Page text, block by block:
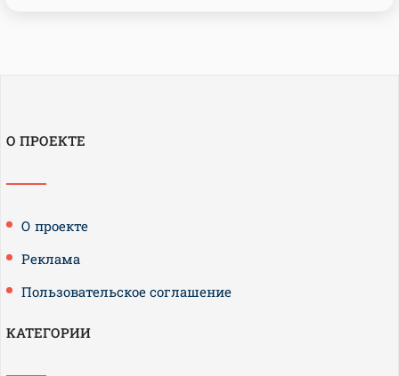
О ПРОЕКТЕ
О проекте
Реклама
Пользовательское соглашение
КАТЕГОРИИ